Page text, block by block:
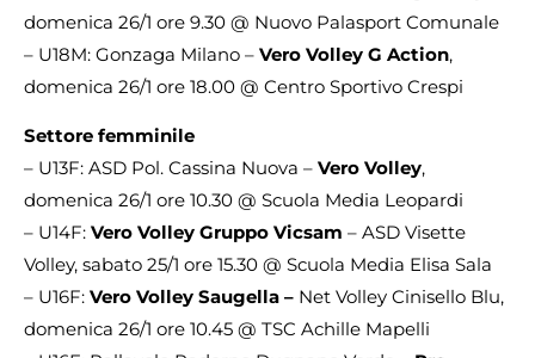
domenica 26/1 ore 9.30 @ Nuovo Palasport Comunale
– U18M: Gonzaga Milano – Vero Volley G Action,
domenica 26/1 ore 18.00 @ Centro Sportivo Crespi
Settore femminile
– U13F: ASD Pol. Cassina Nuova – Vero Volley,
domenica 26/1 ore 10.30 @ Scuola Media Leopardi
– U14F: Vero Volley Gruppo Vicsam – ASD Visette
Volley, sabato 25/1 ore 15.30 @ Scuola Media Elisa Sala
– U16F: Vero Volley Saugella – Net Volley Cinisello Blu,
domenica 26/1 ore 10.45 @ TSC Achille Mapelli